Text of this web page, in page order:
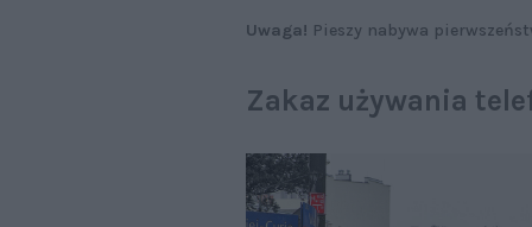
Uwaga! Pieszy nabywa
Zakaz używania